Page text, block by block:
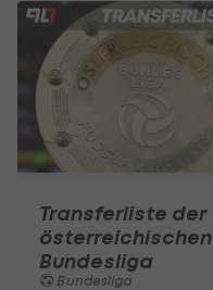
Transferliste der
österreichischen
Bundesliga
Bundesliga